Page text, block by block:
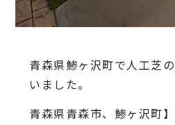
青森県鯵ヶ沢町で人工芝
いました。
青森県青森市、鯵ヶ沢町】